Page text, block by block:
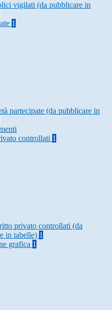
vigilati (da pubblicare in
1
partecipate (da pubblicare in
controllati 1
privato controllati (da
in tabelle) 1
grafica 1